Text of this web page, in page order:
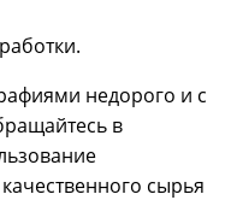
недорого и с
в
сырья